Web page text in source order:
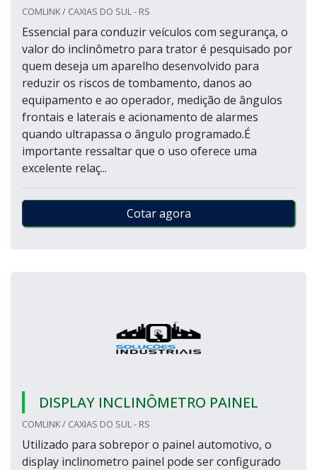
COMLINK / CAXIAS DO SUL - RS
Essencial para conduzir veículos com segurança, o
valor do inclinômetro para trator é pesquisado por
quem deseja um aparelho desenvolvido para
reduzir os riscos de tombamento, danos ao
equipamento e ao operador, medição de ângulos
frontais e laterais e acionamento de alarmes
quando ultrapassa o ângulo programado.É
importante ressaltar que o uso oferece uma
excelente relaç...
Cotar agora
DISPLAY INCLINÔMETRO PAINEL
COMLINK / CAXIAS DO SUL - RS
Utilizado para sobrepor o painel automotivo, o
display inclinometro painel pode ser configurado